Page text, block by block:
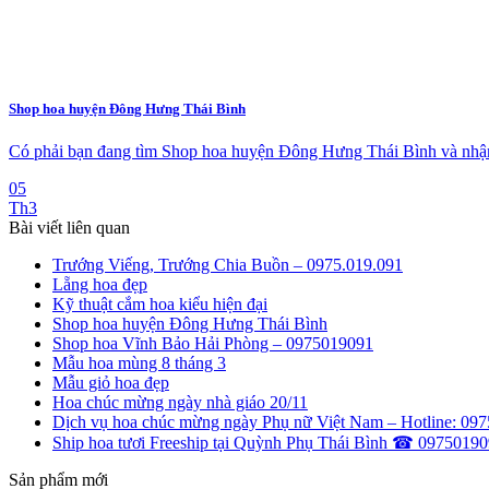
Shop hoa huyện Đông Hưng Thái Bình
Có phải bạn đang tìm Shop hoa huyện Đông Hưng Thái Bình và
05
Th3
Bài viết liên quan
Trướng Viếng, Trướng Chia Buồn – 0975.019.091
Lẵng hoa đẹp
Kỹ thuật cắm hoa kiểu hiện đại
Shop hoa huyện Đông Hưng Thái Bình
Shop hoa Vĩnh Bảo Hải Phòng – 0975019091
Mẫu hoa mùng 8 tháng 3
Mẫu giỏ hoa đẹp
Hoa chúc mừng ngày nhà giáo 20/11
Dịch vụ hoa chúc mừng ngày Phụ nữ Việt Nam – Hotline:
Ship hoa tươi Freeship tại Quỳnh Phụ Thái Bình ☎
Sản phẩm mới